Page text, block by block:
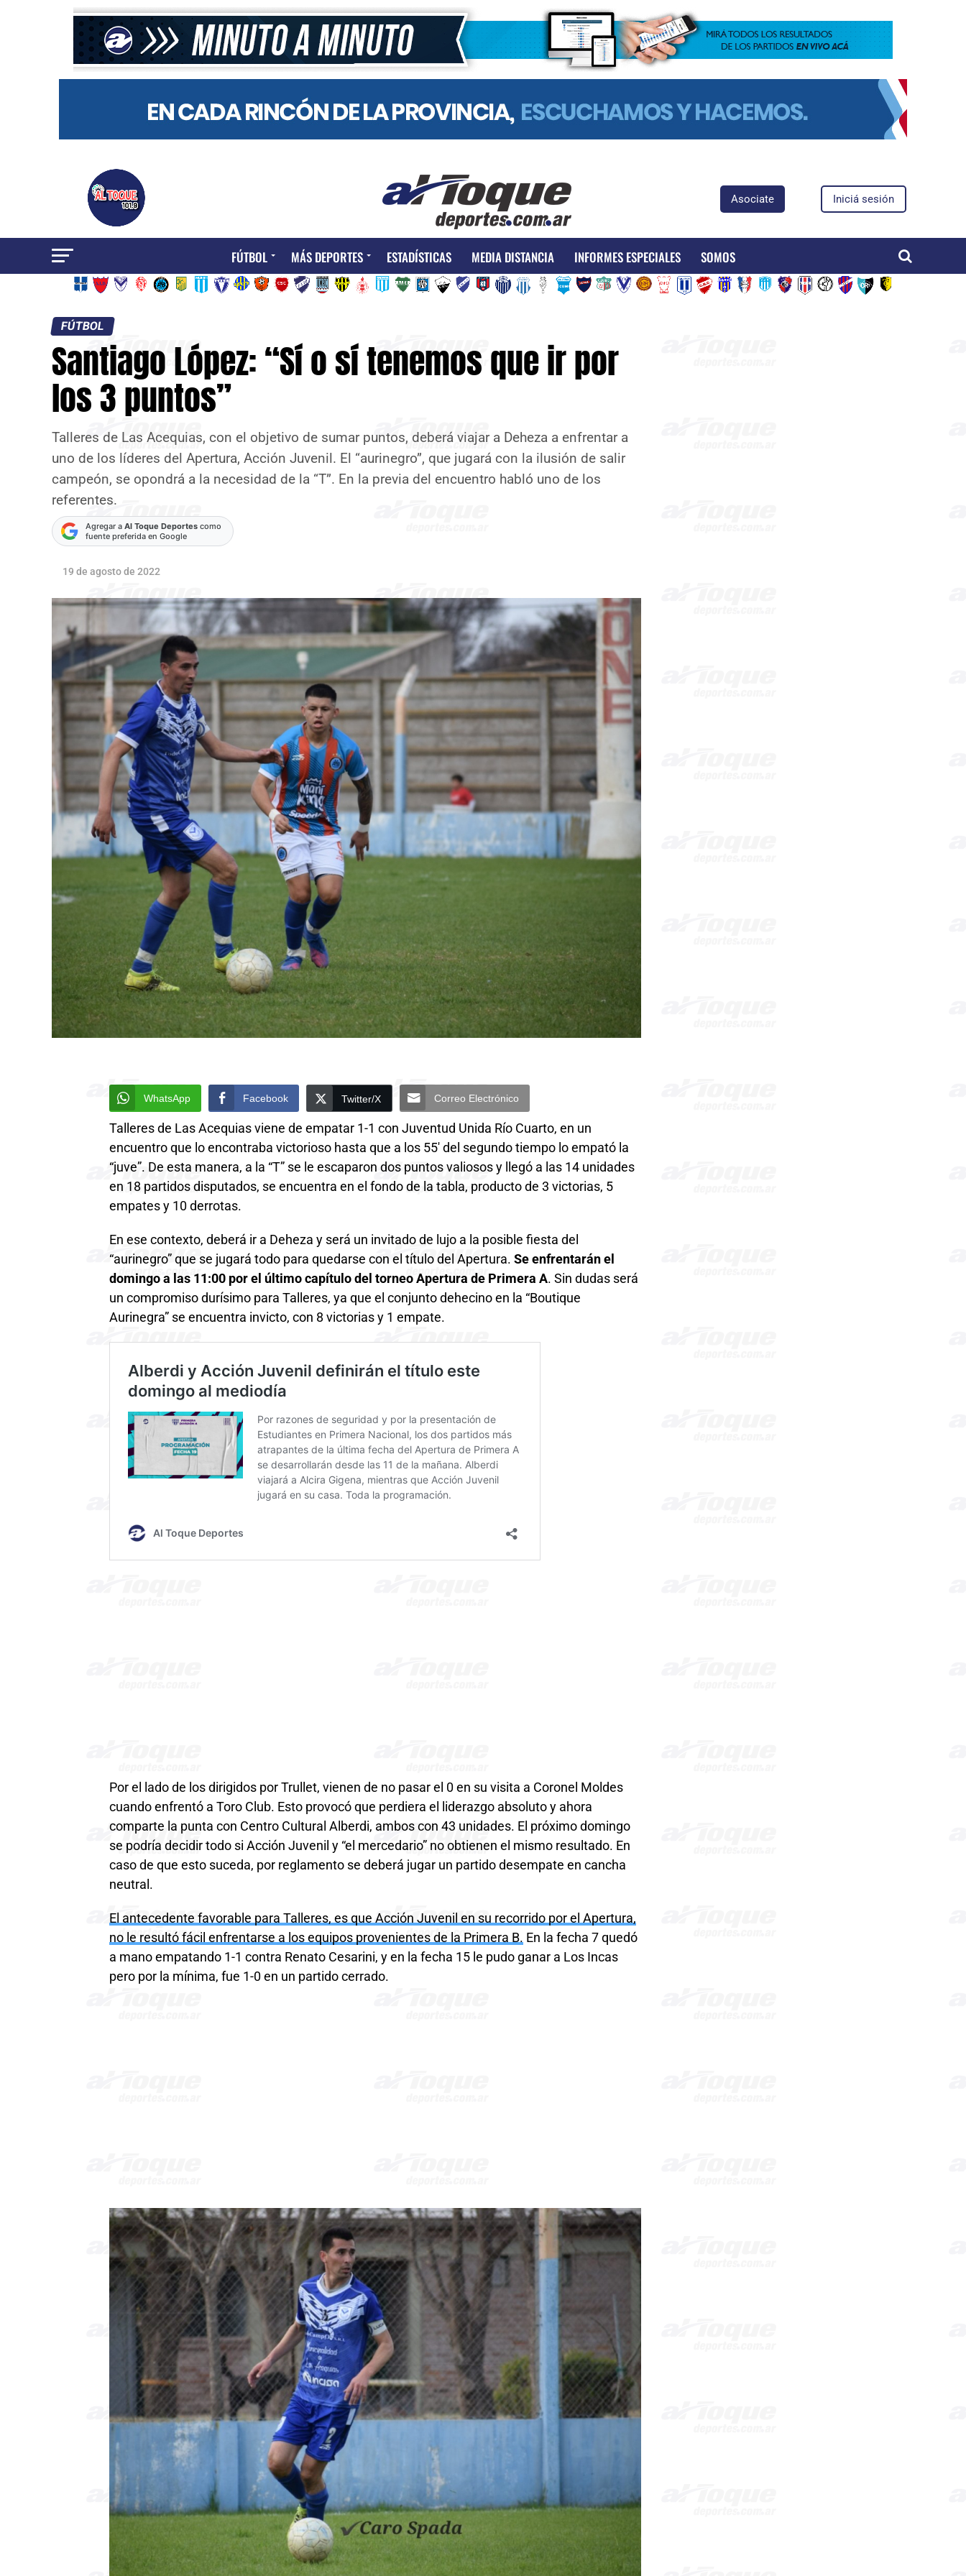
Asociate Iniciá sesión
FÚTBOL MÁS DEPORTES ESTADÍSTICAS MEDIA DISTANCIA INFORMES ESPECIALES SOMOS
FÚTBOL
Santiago López: “Sí o sí tenemos que ir por
los 3 puntos”
Talleres de Las Acequias, con el objetivo de sumar puntos, deberá viajar a Deheza a enfrentar a
uno de los líderes del Apertura, Acción Juvenil. El “aurinegro”, que jugará con la ilusión de salir
campeón, se opondrá a la necesidad de la “T”. En la previa del encuentro habló uno de los
referentes.
Agregar a Al Toque Deportes como
fuente preferida en Google
19 de agosto de 2022
WhatsApp Facebook Twitter/X Correo Electrónico
Talleres de Las Acequias viene de empatar 1-1 con Juventud Unida Río Cuarto, en un
encuentro que lo encontraba victorioso hasta que a los 55′ del segundo tiempo lo empató la
“juve”. De esta manera, a la “T” se le escaparon dos puntos valiosos y llegó a las 14 unidades
en 18 partidos disputados, se encuentra en el fondo de la tabla, producto de 3 victorias, 5
empates y 10 derrotas.
En ese contexto, deberá ir a Deheza y será un invitado de lujo a la posible fiesta del
“aurinegro” que se jugará todo para quedarse con el título del Apertura. Se enfrentarán el
domingo a las 11:00 por el último capítulo del torneo Apertura de Primera A. Sin dudas será
un compromiso durísimo para Talleres, ya que el conjunto dehecino en la “Boutique
Aurinegra” se encuentra invicto, con 8 victorias y 1 empate.
Por el lado de los dirigidos por Trullet, vienen de no pasar el 0 en su visita a Coronel Moldes
cuando enfrentó a Toro Club. Esto provocó que perdiera el liderazgo absoluto y ahora
comparte la punta con Centro Cultural Alberdi, ambos con 43 unidades. El próximo domingo
se podría decidir todo si Acción Juvenil y “el mercedario” no obtienen el mismo resultado. En
caso de que esto suceda, por reglamento se deberá jugar un partido desempate en cancha
neutral.
El antecedente favorable para Talleres, es que Acción Juvenil en su recorrido por el Apertura,
no le resultó fácil enfrentarse a los equipos provenientes de la Primera B. En la fecha 7 quedó
a mano empatando 1-1 contra Renato Cesarini, y en la fecha 15 le pudo ganar a Los Incas
pero por la mínima, fue 1-0 en un partido cerrado.